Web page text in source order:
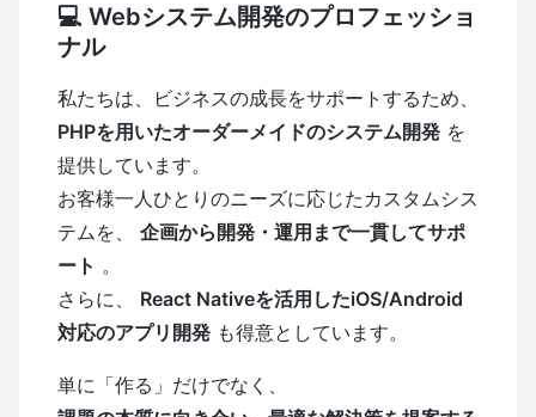
💻 Webシステム開発のプロフェッショ
ナル
私たちは、ビジネスの成長をサポートするため、
PHPを用いたオーダーメイドのシステム開発 を
提供しています。
お客様一人ひとりのニーズに応じたカスタムシス
テムを、
企画から開発・運用まで一貫してサポ
ート 。
さらに、
React Nativeを活用したiOS/Android
対応のアプリ開発 も得意としています。
単に「作る」だけでなく、